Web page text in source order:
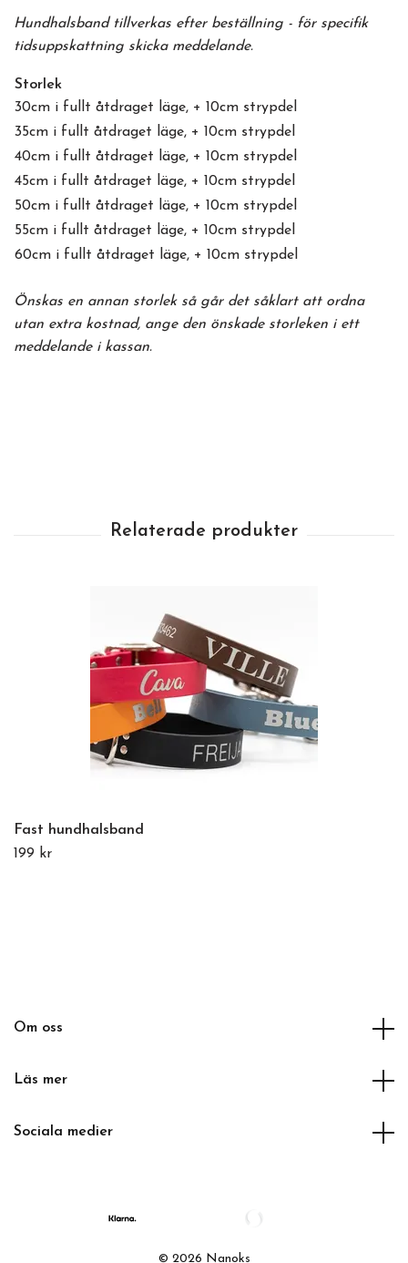
Hundhalsband tillverkas efter beställning - för specifik
tidsuppskattning skicka meddelande.
Storlek
30cm i fullt åtdraget läge, + 10cm strypdel
35cm i fullt åtdraget läge, + 10cm strypdel
40cm i fullt åtdraget läge, + 10cm strypdel
45cm i fullt åtdraget läge, + 10cm strypdel
50cm i fullt åtdraget läge, + 10cm strypdel
55cm i fullt åtdraget läge, + 10cm strypdel
60cm i fullt åtdraget läge, + 10cm strypdel
Önskas en annan storlek så går det såklart att ordna
utan extra kostnad, ange den önskade storleken i ett
meddelande i kassan.
Fast hundhalsband
199 kr
Om oss
Läs mer
Sociala medier
© 2026 Nanoks